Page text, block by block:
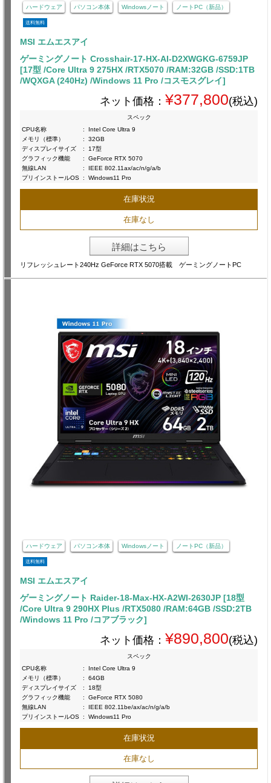
ハードウェア パソコン本体 Windowsノート ノートPC（新品）
送料無料
MSI エムエスアイ
ゲーミングノート Crosshair-17-HX-AI-D2XWGKG-6759JP
[17型 /Core Ultra 9 275HX /RTX5070 /RAM:32GB /SSD:1TB
/WQXGA (240Hz) /Windows 11 Pro /コスモスグレイ]
ネット価格： ¥377,800(税込)
スペック
CPU名称
:
Intel Core Ultra 9
メモリ（標準）
:
32GB
ディスプレイサイズ
:
17型
グラフィック機能
:
GeForce RTX 5070
無線LAN
:
IEEE 802.11ax/ac/n/g/a/b
プリインストールOS : Windows11 Pro
在庫状況
在庫なし
詳細はこちら
リフレッシュレート240Hz GeForce RTX 5070搭載 ゲーミングノートPC
ハードウェア パソコン本体 Windowsノート ノートPC（新品）
送料無料
MSI エムエスアイ
ゲーミングノート Raider-18-Max-HX-A2WI-2630JP [18型
/Core Ultra 9 290HX Plus /RTX5080 /RAM:64GB /SSD:2TB
/Windows 11 Pro /コアブラック]
ネット価格： ¥890,800(税込)
スペック
CPU名称
:
Intel Core Ultra 9
メモリ（標準）
:
64GB
ディスプレイサイズ
:
18型
グラフィック機能
:
GeForce RTX 5080
無線LAN
:
IEEE 802.11be/ax/ac/n/g/a/b
プリインストールOS : Windows11 Pro
在庫状況
在庫なし